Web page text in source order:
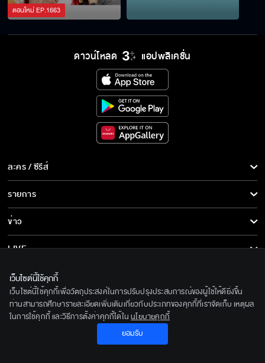
ตอนใหม่EP.1663
ดาวน์โหลด แอปพลิเคชั่น
ละคร / ซีรีส์
ละคร/ซีรีส์
ซีรีส์นานาชาติ
การ์ตูน & เกม
รายการ
รายการทั้งหมด
ข่าว
ข่าวทั้งหมด
ข่าวประชาสัมพันธ์
LIVE
เกี่ยวกับเรา
BEC World
รู้จักเรา
ติดตามเราได้ที่
© 2020 Bangkok Entertainment Co.,Ltd. All Rights Reserved.
Powered by BECi Corporation Ltd.
เว็บไซต์นี้ใช้คุกกี้
เว็บไซต์นี้ใช้คุกกี้เพื่อวัตถุประสงค์ในการปรับปรุงประสบการณ์ของผู้ใช้ให้ดียิ่งขึ้น
ท่านสามารถศึกษารายละเอียดเพิ่มเติมเกี่ยวกับประเภทของคุกกี้ที่เราจัดเก็บ เหตุผล
ในการใช้คุกกี้ และวิธีการตั้งค่าคุกกี้ได้ใน นโยบายคุกกี้
ยอมรับ